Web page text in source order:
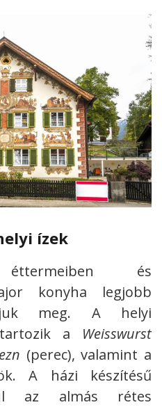
ízek
éttermeiben és
konyha legjobb
meg. A helyi
a Weisswurst
(perec), valamint a
A házi készítésű
az almás rétes